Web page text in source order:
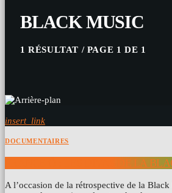
BLACK MUSIC
1 RÉSULTAT / PAGE 1 DE 1
insert_link
DOCUMENTAIRES
FRANCE Ô : LES DIVAS DE LA
A l’occasion de la rétrospective de la